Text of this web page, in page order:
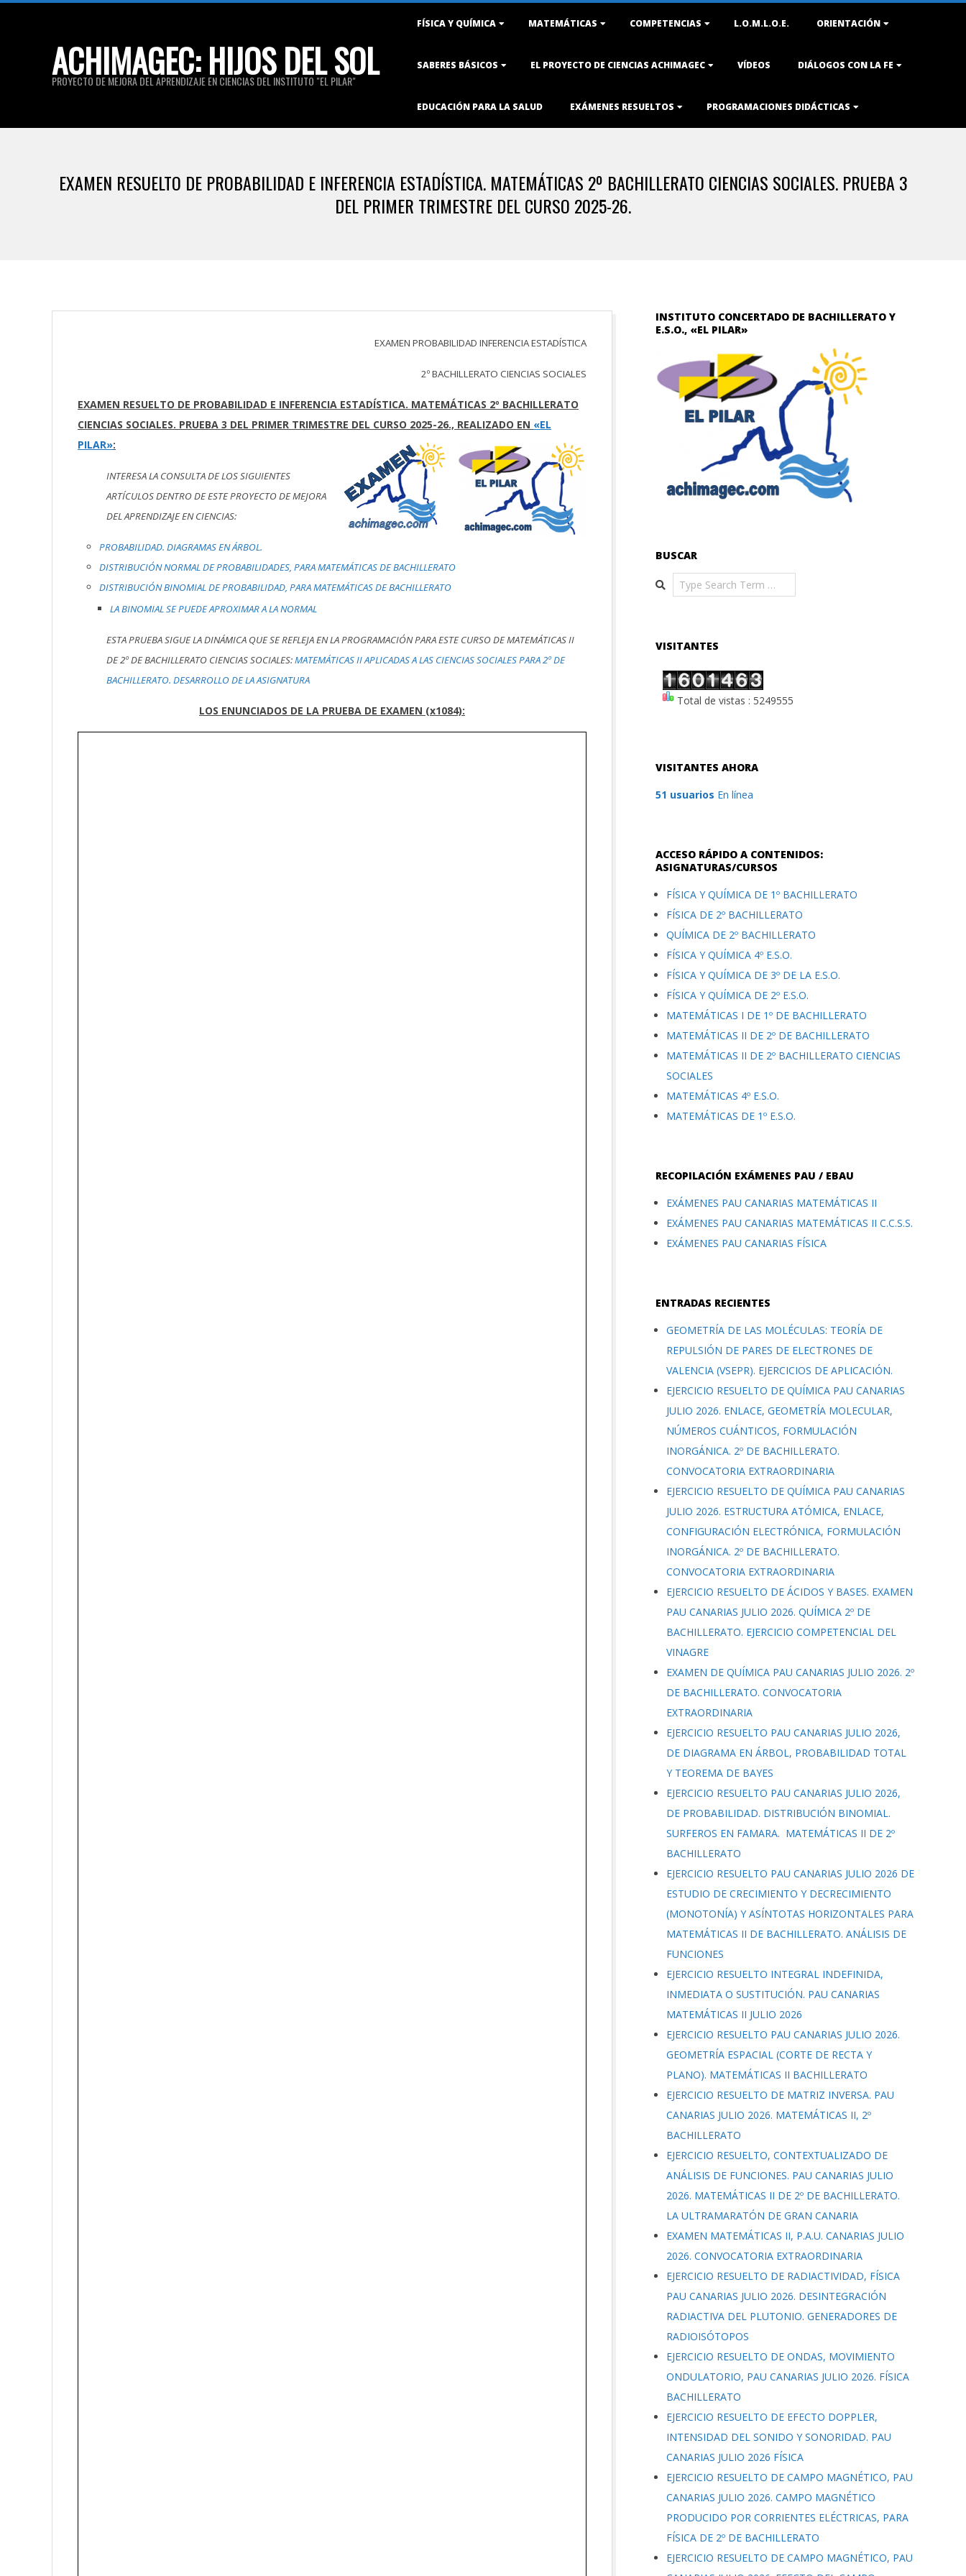
ACHIMAGEC: HIJOS DEL SOL
PROYECTO DE MEJORA DEL APRENDIZAJE EN CIENCIAS DEL INSTITUTO "EL PILAR"
FÍSICA Y QUÍMICA MATEMÁTICAS COMPETENCIAS L.O.M.L.O.E. ORIENTACIÓN
SABERES BÁSICOS EL PROYECTO DE CIENCIAS ACHIMAGEC VÍDEOS DIÁLOGOS CON LA FE
EDUCACIÓN PARA LA SALUD EXÁMENES RESUELTOS PROGRAMACIONES DIDÁCTICAS
EXAMEN RESUELTO DE PROBABILIDAD E INFERENCIA ESTADÍSTICA. MATEMÁTICAS 2º BACHILLERATO CIENCIAS SOCIALES. PRUEBA 3
DEL PRIMER TRIMESTRE DEL CURSO 2025-26.
EXAMEN PROBABILIDAD INFERENCIA ESTADÍSTICA
2º BACHILLERATO CIENCIAS SOCIALES
EXAMEN RESUELTO DE PROBABILIDAD E INFERENCIA ESTADÍSTICA. MATEMÁTICAS 2º BACHILLERATO
CIENCIAS SOCIALES. PRUEBA 3 DEL PRIMER TRIMESTRE DEL CURSO 2025-26., REALIZADO EN «EL
PILAR»:
INTERESA LA CONSULTA DE LOS SIGUIENTES
ARTÍCULOS DENTRO DE ESTE PROYECTO DE MEJORA
DEL APRENDIZAJE EN CIENCIAS:
PROBABILIDAD. DIAGRAMAS EN ÁRBOL.
DISTRIBUCIÓN NORMAL DE PROBABILIDADES, PARA MATEMÁTICAS DE BACHILLERATO
DISTRIBUCIÓN BINOMIAL DE PROBABILIDAD, PARA MATEMÁTICAS DE BACHILLERATO
LA BINOMIAL SE PUEDE APROXIMAR A LA NORMAL
ESTA PRUEBA SIGUE LA DINÁMICA QUE SE REFLEJA EN LA PROGRAMACIÓN PARA ESTE CURSO DE MATEMÁTICAS II
DE 2º DE BACHILLERATO CIENCIAS SOCIALES:MATEMÁTICAS II APLICADAS A LAS CIENCIAS SOCIALES PARA 2º DE
BACHILLERATO. DESARROLLO DE LA ASIGNATURA
LOS ENUNCIADOS DE LA PRUEBA DE EXAMEN (x1084):
INSTITUTO CONCERTADO DE BACHILLERATO Y
E.S.O., «EL PILAR»
BUSCAR
Search
VISITANTES
Total de vistas : 5249555
VISITANTES AHORA
51 usuarios En línea
ACCESO RÁPIDO A CONTENIDOS:
ASIGNATURAS/CURSOS
FÍSICA Y QUÍMICA DE 1º BACHILLERATO
FÍSICA DE 2º BACHILLERATO
QUÍMICA DE 2º BACHILLERATO
FÍSICA Y QUÍMICA 4º E.S.O.
FÍSICA Y QUÍMICA DE 3º DE LA E.S.O.
FÍSICA Y QUÍMICA DE 2º E.S.O.
MATEMÁTICAS I DE 1º DE BACHILLERATO
MATEMÁTICAS II DE 2º DE BACHILLERATO
MATEMÁTICAS II DE 2º BACHILLERATO CIENCIAS
SOCIALES
MATEMÁTICAS 4º E.S.O.
MATEMÁTICAS DE 1º E.S.O.
RECOPILACIÓN EXÁMENES PAU / EBAU
EXÁMENES PAU CANARIAS MATEMÁTICAS II
EXÁMENES PAU CANARIAS MATEMÁTICAS II C.C.S.S.
EXÁMENES PAU CANARIAS FÍSICA
ENTRADAS RECIENTES
GEOMETRÍA DE LAS MOLÉCULAS: TEORÍA DE
REPULSIÓN DE PARES DE ELECTRONES DE
VALENCIA (VSEPR). EJERCICIOS DE APLICACIÓN.
EJERCICIO RESUELTO DE QUÍMICA PAU CANARIAS
JULIO 2026. ENLACE, GEOMETRÍA MOLECULAR,
NÚMEROS CUÁNTICOS, FORMULACIÓN
INORGÁNICA. 2º DE BACHILLERATO.
CONVOCATORIA EXTRAORDINARIA
EJERCICIO RESUELTO DE QUÍMICA PAU CANARIAS
JULIO 2026. ESTRUCTURA ATÓMICA, ENLACE,
CONFIGURACIÓN ELECTRÓNICA, FORMULACIÓN
INORGÁNICA. 2º DE BACHILLERATO.
CONVOCATORIA EXTRAORDINARIA
EJERCICIO RESUELTO DE ÁCIDOS Y BASES. EXAMEN
PAU CANARIAS JULIO 2026. QUÍMICA 2º DE
BACHILLERATO. EJERCICIO COMPETENCIAL DEL
VINAGRE
EXAMEN DE QUÍMICA PAU CANARIAS JULIO 2026. 2º
DE BACHILLERATO. CONVOCATORIA
EXTRAORDINARIA
EJERCICIO RESUELTO PAU CANARIAS JULIO 2026,
DE DIAGRAMA EN ÁRBOL, PROBABILIDAD TOTAL
Y TEOREMA DE BAYES
EJERCICIO RESUELTO PAU CANARIAS JULIO 2026,
DE PROBABILIDAD. DISTRIBUCIÓN BINOMIAL.
SURFEROS EN FAMARA. MATEMÁTICAS II DE 2º
BACHILLERATO
EJERCICIO RESUELTO PAU CANARIAS JULIO 2026 DE
ESTUDIO DE CRECIMIENTO Y DECRECIMIENTO
(MONOTONÍA) Y ASÍNTOTAS HORIZONTALES PARA
MATEMÁTICAS II DE BACHILLERATO. ANÁLISIS DE
FUNCIONES
EJERCICIO RESUELTO INTEGRAL INDEFINIDA,
INMEDIATA O SUSTITUCIÓN. PAU CANARIAS
MATEMÁTICAS II JULIO 2026
EJERCICIO RESUELTO PAU CANARIAS JULIO 2026.
GEOMETRÍA ESPACIAL (CORTE DE RECTA Y
PLANO). MATEMÁTICAS II BACHILLERATO
EJERCICIO RESUELTO DE MATRIZ INVERSA. PAU
CANARIAS JULIO 2026. MATEMÁTICAS II, 2º
BACHILLERATO
EJERCICIO RESUELTO, CONTEXTUALIZADO DE
ANÁLISIS DE FUNCIONES. PAU CANARIAS JULIO
2026. MATEMÁTICAS II DE 2º DE BACHILLERATO.
LA ULTRAMARATÓN DE GRAN CANARIA
EXAMEN MATEMÁTICAS II, P.A.U. CANARIAS JULIO
2026. CONVOCATORIA EXTRAORDINARIA
EJERCICIO RESUELTO DE RADIACTIVIDAD, FÍSICA
PAU CANARIAS JULIO 2026. DESINTEGRACIÓN
RADIACTIVA DEL PLUTONIO. GENERADORES DE
RADIOISÓTOPOS
EJERCICIO RESUELTO DE ONDAS, MOVIMIENTO
ONDULATORIO, PAU CANARIAS JULIO 2026. FÍSICA
BACHILLERATO
EJERCICIO RESUELTO DE EFECTO DOPPLER,
INTENSIDAD DEL SONIDO Y SONORIDAD. PAU
CANARIAS JULIO 2026 FÍSICA
EJERCICIO RESUELTO DE CAMPO MAGNÉTICO, PAU
CANARIAS JULIO 2026. CAMPO MAGNÉTICO
PRODUCIDO POR CORRIENTES ELÉCTRICAS, PARA
FÍSICA DE 2º DE BACHILLERATO
EJERCICIO RESUELTO DE CAMPO MAGNÉTICO, PAU